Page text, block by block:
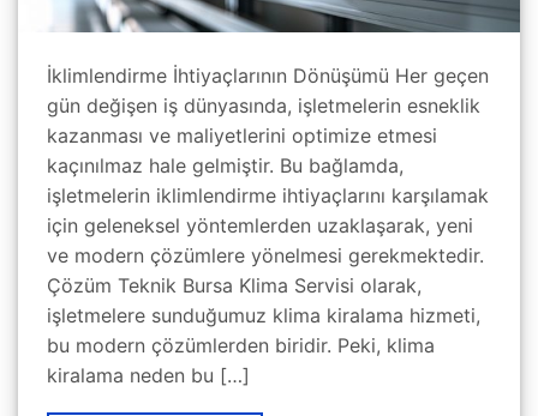
İklimlendirme İhtiyaçlarının Dönüşümü Her geçen
gün değişen iş dünyasında, işletmelerin esneklik
kazanması ve maliyetlerini optimize etmesi
kaçınılmaz hale gelmiştir. Bu bağlamda,
işletmelerin iklimlendirme ihtiyaçlarını karşılamak
için geleneksel yöntemlerden uzaklaşarak, yeni
ve modern çözümlere yönelmesi gerekmektedir.
Çözüm Teknik Bursa Klima Servisi olarak,
işletmelere sunduğumuz klima kiralama hizmeti,
bu modern çözümlerden biridir. Peki, klima
kiralama neden bu […]